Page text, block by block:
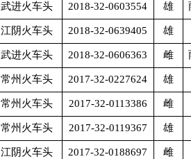
武进火车头 2018-32-0603554 雄
江阴火车头 2018-32-0639405 雄
武进火车头 2018-32-0606363 雌
常州火车头 2017-32-0227624 雄
常州火车头 2017-32-0113386 雌
常州火车头 2017-32-0119367 雄
江阴火车头 2017-32-0188697 雌